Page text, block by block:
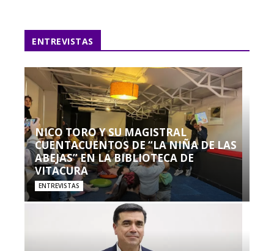
ENTREVISTAS
NICO TORO Y SU MAGISTRAL
CUENTACUENTOS DE “LA NIÑA DE LAS
ABEJAS” EN LA BIBLIOTECA DE
VITACURA
ENTREVISTAS